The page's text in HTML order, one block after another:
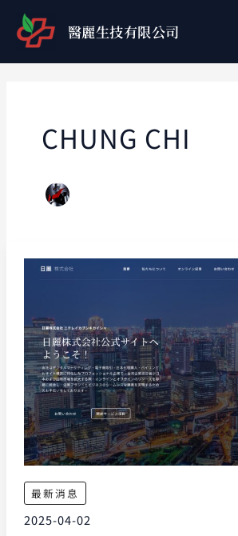
要
醫麗生技有限公司
CHUNG CHI
最新消息
2025-04-02